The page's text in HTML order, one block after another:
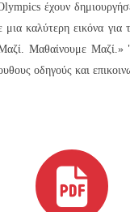
έχουν
μια καλύτερη εικόνα
Μαθαίνουμε
οδηγούς και